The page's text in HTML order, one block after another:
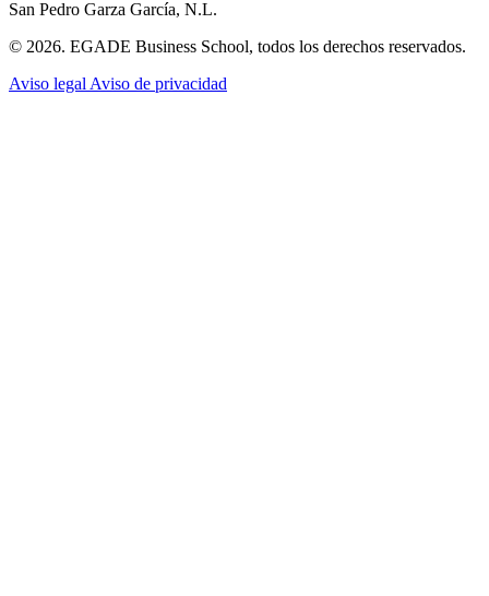
San Pedro Garza García, N.L.
© 2026. EGADE Business School, todos los derechos reservados.
Aviso legal Aviso de privacidad